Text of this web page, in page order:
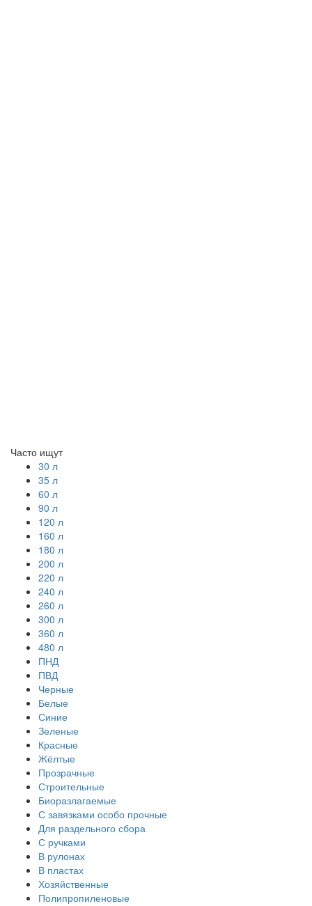
Часто ищут
30 л
35 л
60 л
90 л
120 л
160 л
180 л
200 л
220 л
240 л
260 л
300 л
360 л
480 л
ПНД
ПВД
Черные
Белые
Синие
Зеленые
Красные
Жёлтые
Прозрачные
Строительные
Биоразлагаемые
С завязками особо прочные
Для раздельного сбора
С ручками
В рулонах
В пластах
Хозяйственные
Полипропиленовые